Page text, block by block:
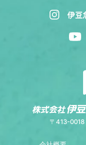
伊豆
〒413-